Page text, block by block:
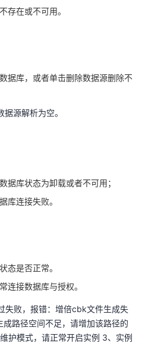
存在或不可用。
据库，或者单击删除数据源删除不
源解析为空。
据库状态为卸载或者不可用；
库连接失败。
态是否正常。
连接数据库与授权。
失败，报错：增倍cbk文件生成失
成路径空间不足，请增加该路径的
护模式，请正常开启实例 3、实例